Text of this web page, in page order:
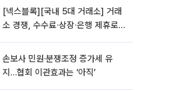
[넥스블록][국내 5대 거래소] 거래
소 경쟁, 수수료∙상장∙은행 제휴로
손보사 민원·분쟁조정 증가세 유
지…협회 이관효과는 ‘아직’